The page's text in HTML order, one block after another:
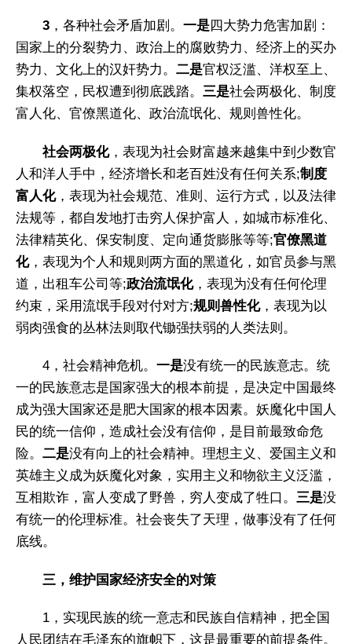
3 ，各种社会矛盾加剧。 一是四大势力危害加剧：
国家上的分裂势力、政治上的腐败势力、经济上的买办
势力、文化上的汉奸势力。 二是官权泛滥、洋权至上、
集权落空，民权遭到彻底践踏。 三是社会两极化、制度
富人化、官僚黑道化、政治流氓化、规则兽性化。
社会两极化，表现为社会财富越来越集中到少数官
人和洋人手中，经济增长和老百姓没有任何关系;制度
富人化，表现为社会规范、准则、运行方式，以及法律
法规等，都自发地打击穷人保护富人，如城市标准化、
法律精英化、保安制度、定向通货膨胀等等;官僚黑道
化，表现为个人和规则两方面的黑道化，如官员参与黑
道，出租车公司等;政治流氓化，表现为没有任何伦理
约束，采用流氓手段对付对方;规则兽性化，表现为以
弱肉强食的丛林法则取代锄强扶弱的人类法则。
4，社会精神危机。 一是没有统一的民族意志。统
一的民族意志是国家强大的根本前提，是决定中国最终
成为强大国家还是肥大国家的根本因素。妖魔化中国人
民的统一信仰，造成社会没有信仰，是目前最致命危
险。 二是没有向上的社会精神。理想主义、爱国主义和
英雄主义成为妖魔化对象，实用主义和物欲主义泛滥，
互相欺诈，富人变成了野兽，穷人变成了牲口。 三是没
有统一的伦理标准。社会丧失了天理，做事没有了任何
底线。
三，维护国家经济安全的对策
1，实现民族的统一意志和民族自信精神，把全国
人民团结在毛泽东的旗帜下，这是最重要的前提条件。